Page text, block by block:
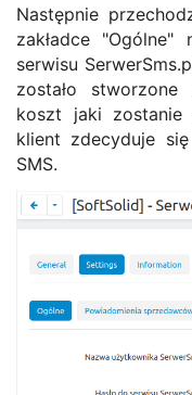
Następnie
zakładce
serwisu
zostało
koszt jaki zostanie
klient zdecyduje
SMS.